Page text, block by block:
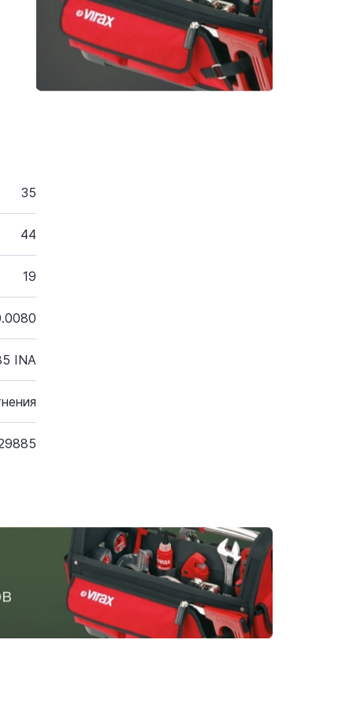
35
44
19
INA